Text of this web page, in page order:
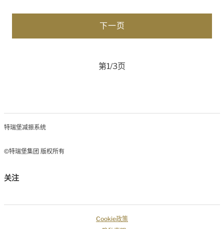
第1/3页
特瑞堡减振系统
©特瑞堡集团 版权所有
关注
Cookie政策